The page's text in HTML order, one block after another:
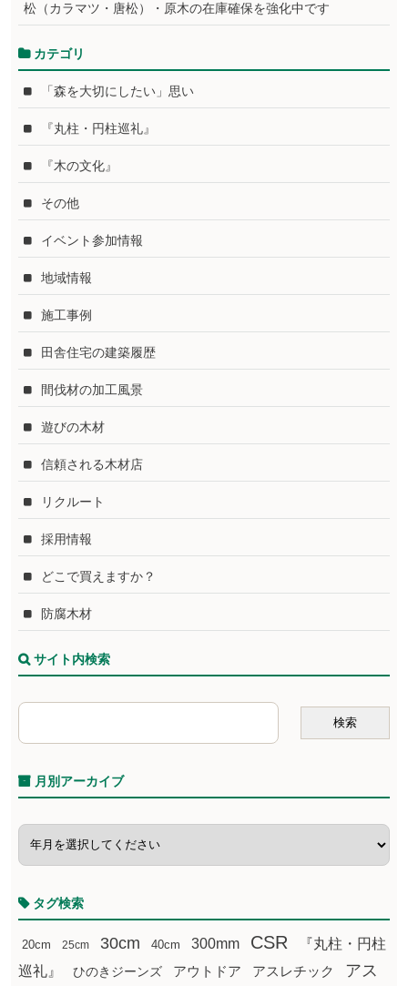
松（カラマツ・唐松）・原木の在庫確保を強化中です
カテゴリ
「森を大切にしたい」思い
『丸柱・円柱巡礼』
『木の文化』
その他
イベント参加情報
地域情報
施工事例
田舎住宅の建築履歴
間伐材の加工風景
遊びの木材
信頼される木材店
リクルート
採用情報
どこで買えますか？
防腐木材
サイト内検索
月別アーカイブ
タグ検索
20cm 25cm 30cm 40cm 300mm CSR
『丸柱・円柱
巡礼』
ひのきジーンズ アウトドア アスレチック
アス